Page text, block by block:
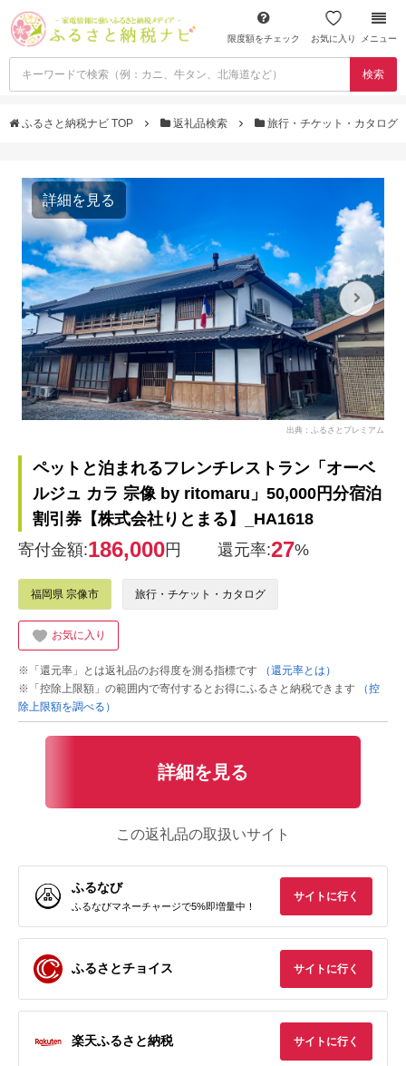
限度額をチェック お気に入り メニュー
検索
ふるさと納税ナビ TOP 返礼品検索 旅行・チケット・カタログ
詳細を見る
出典：ふるさとプレミアム
ペットと泊まれるフレンチレストラン「オーベ
ルジュ カラ 宗像 by ritomaru」50,000円分宿泊
割引券【株式会社りとまる】_HA1618
寄付金額:186,000円 還元率:27%
福岡県 宗像市 旅行・チケット・カタログ
お気に入り
※「還元率」とは返礼品のお得度を測る指標です
（還元率とは）
※「控除上限額」の範囲内で寄付するとお得にふるさと納税できます
（控
除上限額を調べる）
詳細を見る
この返礼品の取扱いサイト
ふるなび
ふるなびマネーチャージで5%即増量中！
サイトに行く
ふるさとチョイス サイトに行く
楽天ふるさと納税 サイトに行く